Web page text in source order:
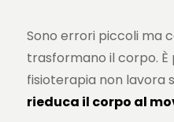
Sono errori piccoli ma
trasformano il corpo. È
fisioterapia non lavora
rieduca il corpo al